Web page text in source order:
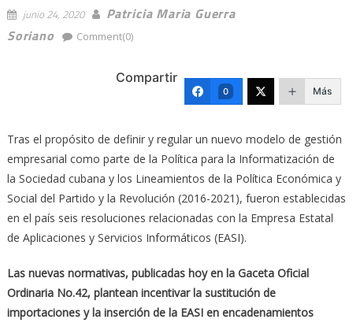
junio 24, 2020
Patricia Maria Guerra
Soriano
Comment(0)
Compartir
0 Más
Tras el propósito de definir y regular un nuevo modelo de gestión
empresarial como parte de la Política para la Informatización de
la Sociedad cubana y los Lineamientos de la Política Económica y
Social del Partido y la Revolución (2016-2021), fueron establecidas
en el país seis resoluciones relacionadas con la Empresa Estatal
de Aplicaciones y Servicios Informáticos (EASI).
Las nuevas normativas, publicadas hoy en la Gaceta Oficial
Ordinaria No.42, plantean incentivar la sustitución de
importaciones y la inserción de la EASI en encadenamientos